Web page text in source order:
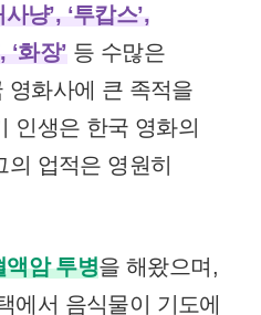
사냥’, ‘투캅스’,
‘화장’ 등 수많은
영화사에 큰 족적을
인생은 한국 영화의
의 업적은 영원히
액암 투병을 해왔으며,
에서 음식물이 기도에